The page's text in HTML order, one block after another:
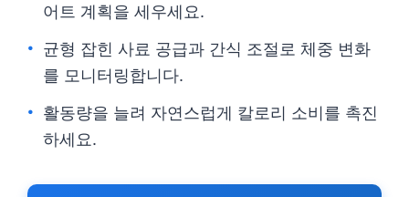
어트 계획을 세우세요.
균형 잡힌 사료 공급과 간식 조절로 체중 변화
를 모니터링합니다.
활동량을 늘려 자연스럽게 칼로리 소비를 촉진
하세요.